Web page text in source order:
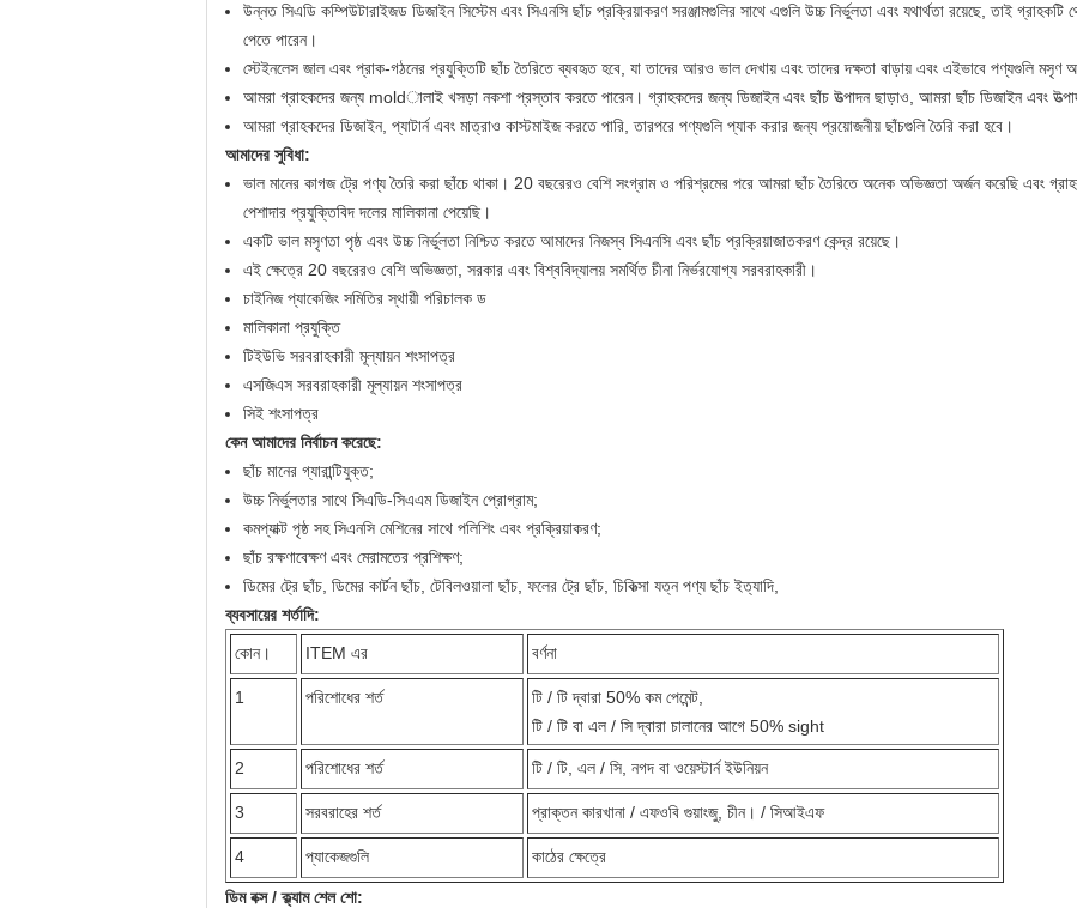
উন্নত সিএডি কম্পিউটারাইজড ডিজাইন সিস্টেম এবং সিএনসি ছাঁচ প্রক্রিয়াকরণ সরঞ্জামগুলির সাথে এগুলি উচ্চ নির্ভুলতা এবং যথার্থতা রয়েছে, তাই গ্রাহকটি
পেতে পারেন।
স্টেইনলেস জাল এবং প্রাক-গঠনের প্রযুক্তিটি ছাঁচ তৈরিতে ব্যবহৃত হবে, যা তাদের আরও ভাল দেখায় এবং তাদের দক্ষতা বাড়ায় এবং এইভাবে পণ্যগুলি মসৃণ
আমরা গ্রাহকদের জন্য moldালাই খসড়া নকশা প্রস্তাব করতে পারেন। গ্রাহকদের জন্য ডিজাইন এবং ছাঁচ উত্পাদন ছাড়াও, আমরা ছাঁচ ডিজাইন এবং
আমরা গ্রাহকদের ডিজাইন, প্যাটার্ন এবং মাত্রাও কাস্টমাইজ করতে পারি, তারপরে পণ্যগুলি প্যাক করার জন্য প্রয়োজনীয় ছাঁচগুলি তৈরি করা হবে।
আমাদের সুবিধা:
ভাল মানের কাগজ ট্রে পণ্য তৈরি করা ছাঁচে থাকা। 20 বছরেরও বেশি সংগ্রাম ও পরিশ্রমের পরে আমরা ছাঁচ তৈরিতে অনেক অভিজ্ঞতা অর্জন করেছি এবং
পেশাদার প্রযুক্তিবিদ দলের মালিকানা পেয়েছি।
একটি ভাল মসৃণতা পৃষ্ঠ এবং উচ্চ নির্ভুলতা নিশ্চিত করতে আমাদের নিজস্ব সিএনসি এবং ছাঁচ প্রক্রিয়াজাতকরণ কেন্দ্র রয়েছে।
এই ক্ষেত্রে 20 বছরেরও বেশি অভিজ্ঞতা, সরকার এবং বিশ্ববিদ্যালয় সমর্থিত চীনা নির্ভরযোগ্য সরবরাহকারী।
চাইনিজ প্যাকেজিং সমিতির স্থায়ী পরিচালক ড
মালিকানা প্রযুক্তি
টিইউভি সরবরাহকারী মূল্যায়ন শংসাপত্র
এসজিএস সরবরাহকারী মূল্যায়ন শংসাপত্র
সিই শংসাপত্র
কেন আমাদের নির্বাচন করেছে:
ছাঁচ মানের গ্যারান্টিযুক্ত;
উচ্চ নির্ভুলতার সাথে সিএডি-সিএএম ডিজাইন প্রোগ্রাম;
কমপ্যাক্ট পৃষ্ঠ সহ সিএনসি মেশিনের সাথে পলিশিং এবং প্রক্রিয়াকরণ;
ছাঁচ রক্ষণাবেক্ষণ এবং মেরামতের প্রশিক্ষণ;
ডিমের ট্রে ছাঁচ, ডিমের কার্টন ছাঁচ, টেবিলওয়ালা ছাঁচ, ফলের ট্রে ছাঁচ, চিকিত্সা যত্ন পণ্য ছাঁচ ইত্যাদি,
ব্যবসায়ের শর্তাদি:
কোন।
ITEM এর বর্ণনা
1 পরিশোধের শর্ত
টি / টি দ্বারা 50% কম পেমেন্ট,
টি / টি বা এল / সি দ্বারা চালানের আগে 50% sight
2 পরিশোধের শর্ত টি / টি, এল / সি, নগদ বা ওয়েস্টার্ন ইউনিয়ন
3 সরবরাহের শর্ত প্রাক্তন কারখানা / এফওবি গুয়াংজু, চীন। / সিআইএফ
4 প্যাকেজগুলি কাঠের ক্ষেত্রে
ডিম বক্স / ক্ল্যাম শেল শো: